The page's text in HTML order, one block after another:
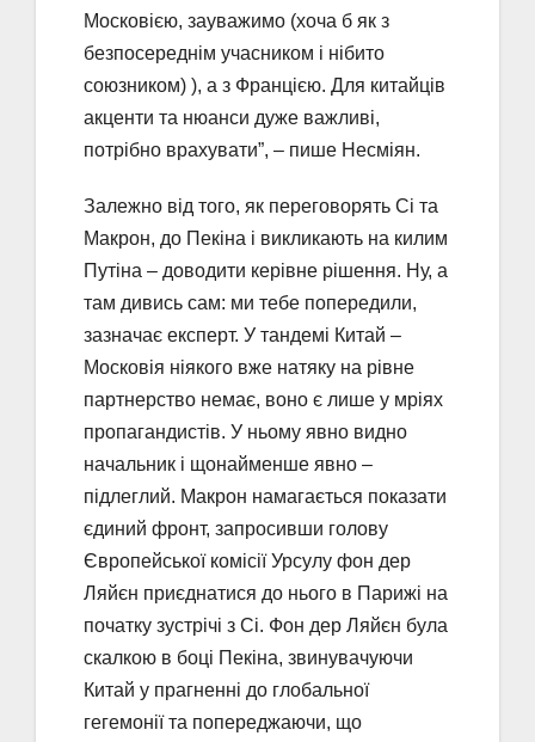
Московією, зауважимо (хоча б як з
безпосереднім учасником і нібито
союзником) ), а з Францією. Для китайців
акценти та нюанси дуже важливі,
потрібно врахувати”, – пише Несміян.
Залежно від того, як переговорять Сі та
Макрон, до Пекіна і викликають на килим
Путіна – доводити керівне рішення. Ну, а
там дивись сам: ми тебе попередили,
зазначає експерт. У тандемі Китай –
Московія ніякого вже натяку на рівне
партнерство немає, воно є лише у мріях
пропагандистів. У ньому явно видно
начальник і щонайменше явно –
підлеглий. Макрон намагається показати
єдиний фронт, запросивши голову
Європейської комісії Урсулу фон дер
Ляйєн приєднатися до нього в Парижі на
початку зустрічі з Сі. Фон дер Ляйєн була
скалкою в боці Пекіна, звинувачуючи
Китай у прагненні до глобальної
гегемонії та попереджаючи, що